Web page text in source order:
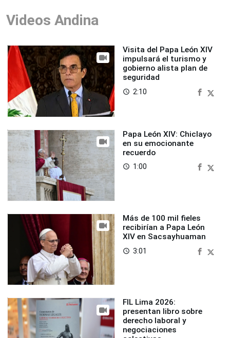
Videos Andina
Visita del Papa León XIV
impulsará el turismo y
gobierno alista plan de
seguridad
access_time 2:10
Papa León XIV: Chiclayo
en su emocionante
recuerdo
access_time 1:00
Más de 100 mil fieles
recibirían a Papa León
XIV en Sacsayhuaman
access_time 3:01
FIL Lima 2026:
presentan libro sobre
derecho laboral y
negociaciones